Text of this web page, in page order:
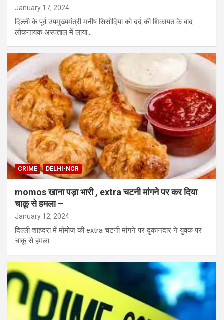
January 17, 2024
दिल्ली के पूर्व उपमुख्यमंत्री मनीष सिसोदिया को दर्द की शिकायत के बाद
लोकनायक अस्पताल में लाया…
CRIME DELHI-NCR
momos खाना पड़ा भारी , extra चटनी मांगने पर कर दिया
चाक़ू से हमला –
January 12, 2024
दिल्ली शाहदरा में मोमोज की extra चटनी मांगने पर दुकानदार ने युवक पर
चाकू से हमला…